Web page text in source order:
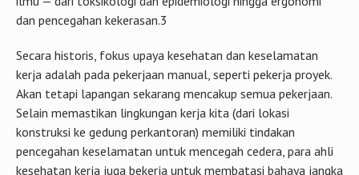
dan pencegahan kekerasan.3
Secara historis, fokus upaya kesehatan dan keselamatan
kerja adalah pada pekerjaan manual, seperti pekerja proyek.
Akan tetapi lapangan sekarang mencakup semua pekerjaan.
Selain memastikan lingkungan kerja kita (dari lokasi
konstruksi ke gedung perkantoran) memiliki tindakan
pencegahan keselamatan untuk mencegah cedera, para ahli
kesehatan kerja juga bekerja untuk membatasi bahaya jangka